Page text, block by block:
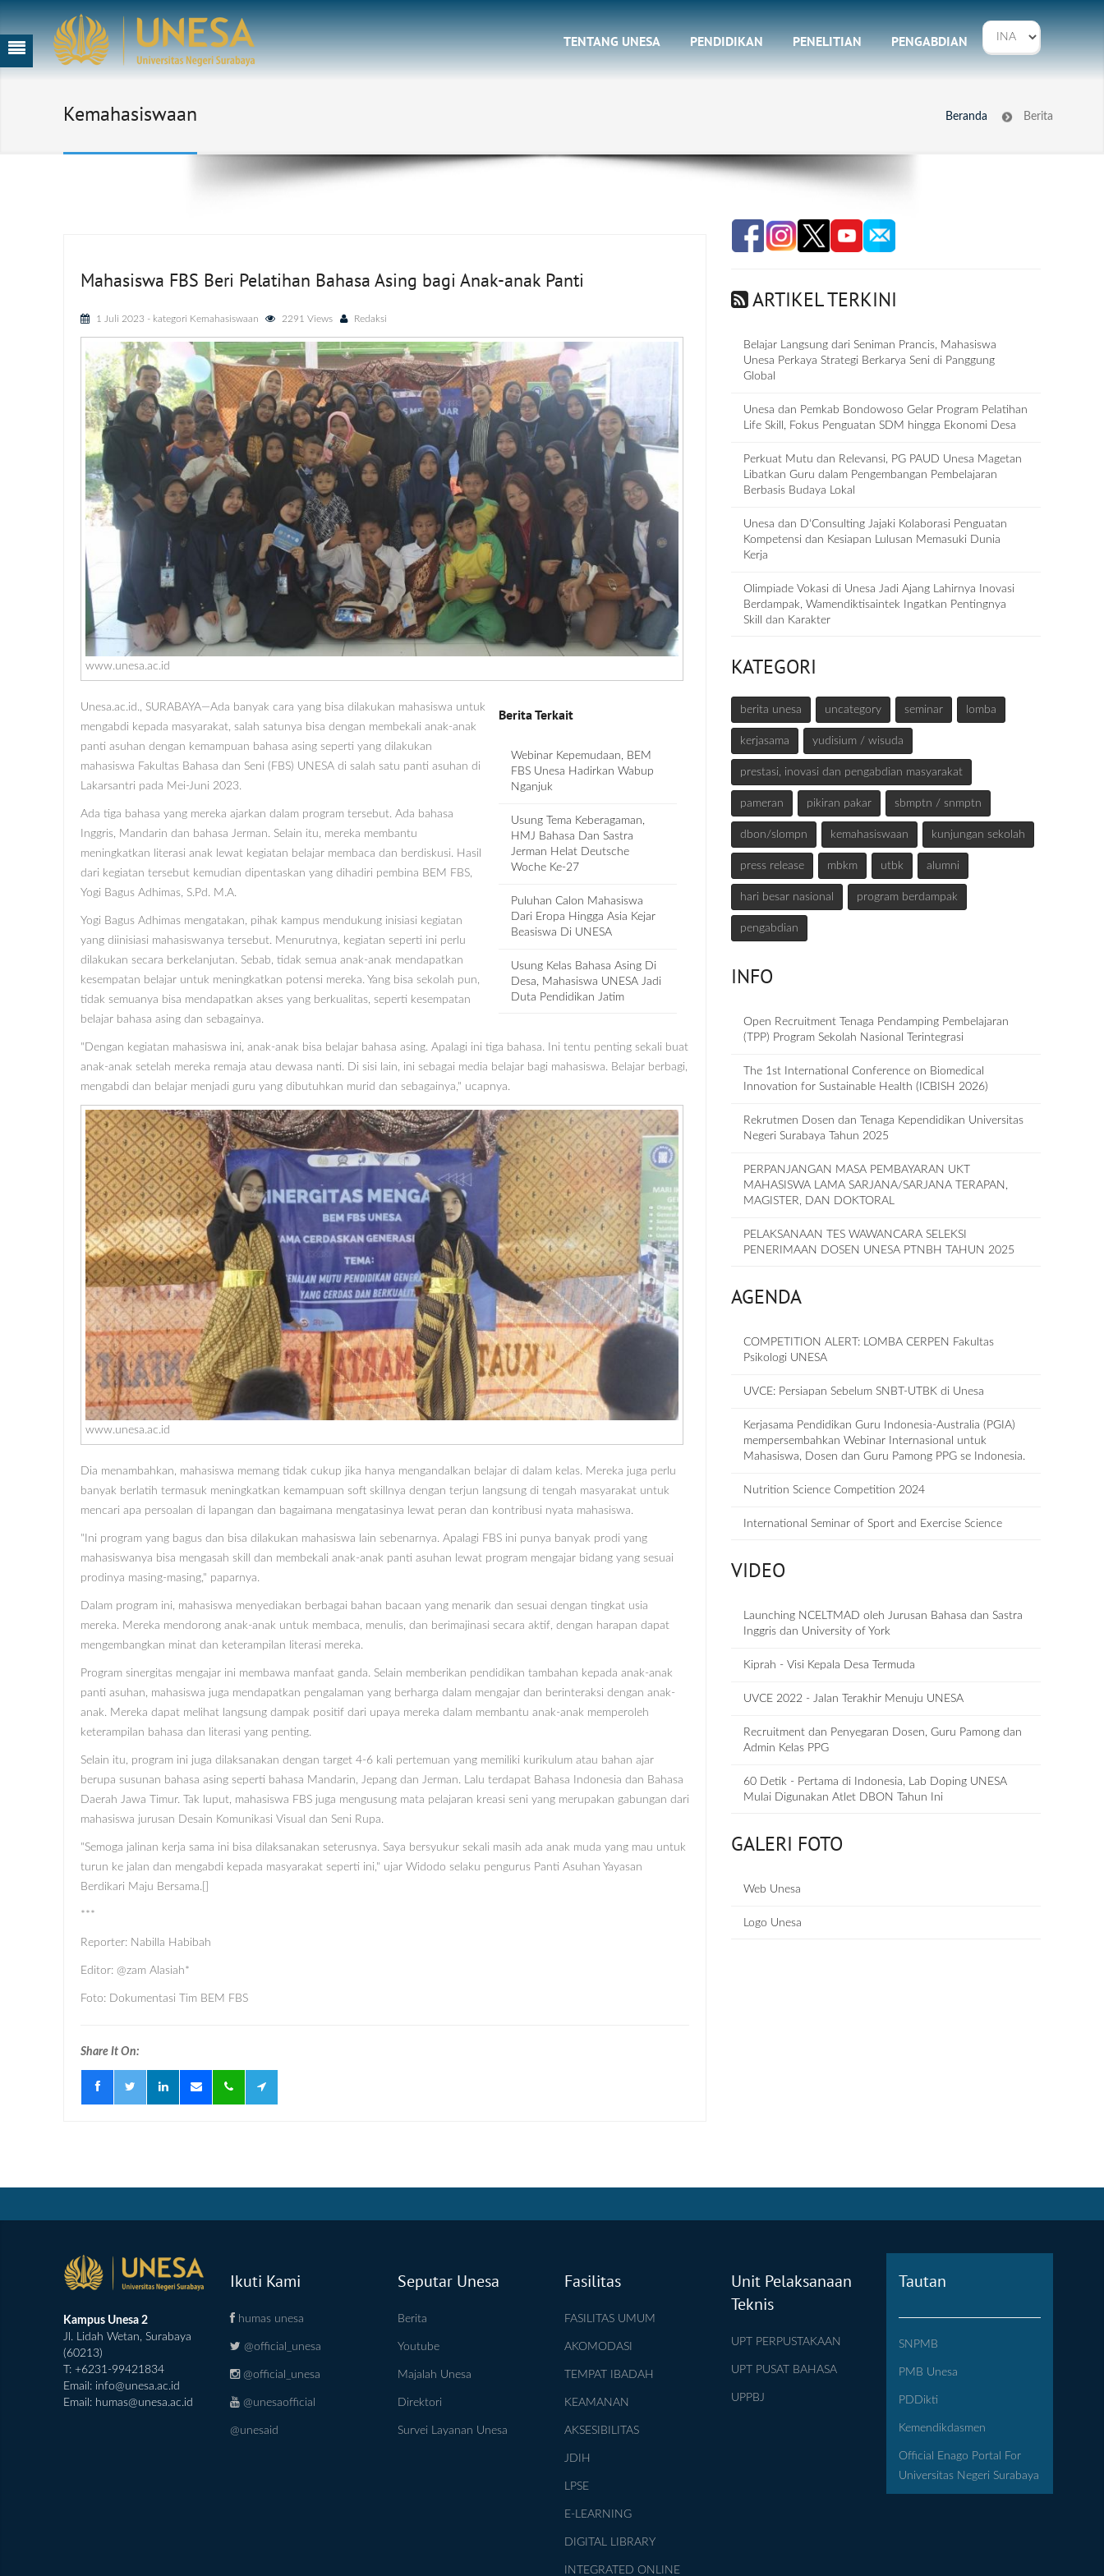
TENTANG UNESA PENDIDIKAN PENELITIAN PENGABDIAN
Kemahasiswaan Beranda Berita
Mahasiswa FBS Beri Pelatihan Bahasa Asing bagi Anak-anak Panti
1 Juli 2023 - kategori Kemahasiswaan 2291 Views Redaksi
www.unesa.ac.id
Berita Terkait
Webinar Kepemudaan, BEM
FBS Unesa Hadirkan Wabup
Nganjuk
Usung Tema Keberagaman,
HMJ Bahasa Dan Sastra
Jerman Helat Deutsche
Woche Ke-27
Puluhan Calon Mahasiswa
Dari Eropa Hingga Asia Kejar
Beasiswa Di UNESA
Usung Kelas Bahasa Asing Di
Desa, Mahasiswa UNESA Jadi
Duta Pendidikan Jatim
Unesa.ac.id., SURABAYA—Ada banyak cara yang bisa dilakukan mahasiswa untuk
mengabdi kepada masyarakat, salah satunya bisa dengan membekali anak-anak
panti asuhan dengan kemampuan bahasa asing seperti yang dilakukan
mahasiswa Fakultas Bahasa dan Seni (FBS) UNESA di salah satu panti asuhan di
Lakarsantri pada Mei-Juni 2023.
Ada tiga bahasa yang mereka ajarkan dalam program tersebut. Ada bahasa
Inggris, Mandarin dan bahasa Jerman. Selain itu, mereka membantu
meningkatkan literasi anak lewat kegiatan belajar membaca dan berdiskusi. Hasil
dari kegiatan tersebut kemudian dipentaskan yang dihadiri pembina BEM FBS,
Yogi Bagus Adhimas, S.Pd. M.A.
Yogi Bagus Adhimas mengatakan, pihak kampus mendukung inisiasi kegiatan
yang diinisiasi mahasiswanya tersebut. Menurutnya, kegiatan seperti ini perlu
dilakukan secara berkelanjutan. Sebab, tidak semua anak-anak mendapatkan
kesempatan belajar untuk meningkatkan potensi mereka. Yang bisa sekolah pun,
tidak semuanya bisa mendapatkan akses yang berkualitas, seperti kesempatan
belajar bahasa asing dan sebagainya.
"Dengan kegiatan mahasiswa ini, anak-anak bisa belajar bahasa asing. Apalagi ini tiga bahasa. Ini tentu penting sekali buat
anak-anak setelah mereka remaja atau dewasa nanti. Di sisi lain, ini sebagai media belajar bagi mahasiswa. Belajar berbagi,
mengabdi dan belajar menjadi guru yang dibutuhkan murid dan sebagainya," ucapnya.
www.unesa.ac.id
Dia menambahkan, mahasiswa memang tidak cukup jika hanya mengandalkan belajar di dalam kelas. Mereka juga perlu
banyak berlatih termasuk meningkatkan kemampuan soft skillnya dengan terjun langsung di tengah masyarakat untuk
mencari apa persoalan di lapangan dan bagaimana mengatasinya lewat peran dan kontribusi nyata mahasiswa.
"Ini program yang bagus dan bisa dilakukan mahasiswa lain sebenarnya. Apalagi FBS ini punya banyak prodi yang
mahasiswanya bisa mengasah skill dan membekali anak-anak panti asuhan lewat program mengajar bidang yang sesuai
prodinya masing-masing," paparnya.
Dalam program ini, mahasiswa menyediakan berbagai bahan bacaan yang menarik dan sesuai dengan tingkat usia
mereka. Mereka mendorong anak-anak untuk membaca, menulis, dan berimajinasi secara aktif, dengan harapan dapat
mengembangkan minat dan keterampilan literasi mereka.
Program sinergitas mengajar ini membawa manfaat ganda. Selain memberikan pendidikan tambahan kepada anak-anak
panti asuhan, mahasiswa juga mendapatkan pengalaman yang berharga dalam mengajar dan berinteraksi dengan anak-
anak. Mereka dapat melihat langsung dampak positif dari upaya mereka dalam membantu anak-anak memperoleh
keterampilan bahasa dan literasi yang penting.
Selain itu, program ini juga dilaksanakan dengan target 4-6 kali pertemuan yang memiliki kurikulum atau bahan ajar
berupa susunan bahasa asing seperti bahasa Mandarin, Jepang dan Jerman. Lalu terdapat Bahasa Indonesia dan Bahasa
Daerah Jawa Timur. Tak luput, mahasiswa FBS juga mengusung mata pelajaran kreasi seni yang merupakan gabungan dari
mahasiswa jurusan Desain Komunikasi Visual dan Seni Rupa.
"Semoga jalinan kerja sama ini bisa dilaksanakan seterusnya. Saya bersyukur sekali masih ada anak muda yang mau untuk
turun ke jalan dan mengabdi kepada masyarakat seperti ini," ujar Widodo selaku pengurus Panti Asuhan Yayasan
Berdikari Maju Bersama.[]
***
Reporter: Nabilla Habibah
Editor: @zam Alasiah*
Foto: Dokumentasi Tim BEM FBS
Share It On:
ARTIKEL TERKINI
Belajar Langsung dari Seniman Prancis, Mahasiswa
Unesa Perkaya Strategi Berkarya Seni di Panggung
Global
Unesa dan Pemkab Bondowoso Gelar Program Pelatihan
Life Skill, Fokus Penguatan SDM hingga Ekonomi Desa
Perkuat Mutu dan Relevansi, PG PAUD Unesa Magetan
Libatkan Guru dalam Pengembangan Pembelajaran
Berbasis Budaya Lokal
Unesa dan D‘Consulting Jajaki Kolaborasi Penguatan
Kompetensi dan Kesiapan Lulusan Memasuki Dunia
Kerja
Olimpiade Vokasi di Unesa Jadi Ajang Lahirnya Inovasi
Berdampak, Wamendiktisaintek Ingatkan Pentingnya
Skill dan Karakter
KATEGORI
berita unesa uncategory seminar lomba
kerjasama yudisium / wisuda
prestasi, inovasi dan pengabdian masyarakat
pameran pikiran pakar sbmptn / snmptn
dbon/slompn kemahasiswaan kunjungan sekolah
press release mbkm utbk alumni
hari besar nasional program berdampak
pengabdian
INFO
Open Recruitment Tenaga Pendamping Pembelajaran
(TPP) Program Sekolah Nasional Terintegrasi
The 1st International Conference on Biomedical
Innovation for Sustainable Health (ICBISH 2026)
Rekrutmen Dosen dan Tenaga Kependidikan Universitas
Negeri Surabaya Tahun 2025
PERPANJANGAN MASA PEMBAYARAN UKT
MAHASISWA LAMA SARJANA/SARJANA TERAPAN,
MAGISTER, DAN DOKTORAL
PELAKSANAAN TES WAWANCARA SELEKSI
PENERIMAAN DOSEN UNESA PTNBH TAHUN 2025
AGENDA
COMPETITION ALERT: LOMBA CERPEN Fakultas
Psikologi UNESA
UVCE: Persiapan Sebelum SNBT-UTBK di Unesa
Kerjasama Pendidikan Guru Indonesia-Australia (PGIA)
mempersembahkan Webinar Internasional untuk
Mahasiswa, Dosen dan Guru Pamong PPG se Indonesia.
Nutrition Science Competition 2024
International Seminar of Sport and Exercise Science
VIDEO
Launching NCELTMAD oleh Jurusan Bahasa dan Sastra
Inggris dan University of York
Kiprah - Visi Kepala Desa Termuda
UVCE 2022 - Jalan Terakhir Menuju UNESA
Recruitment dan Penyegaran Dosen, Guru Pamong dan
Admin Kelas PPG
60 Detik - Pertama di Indonesia, Lab Doping UNESA
Mulai Digunakan Atlet DBON Tahun Ini
GALERI FOTO
Web Unesa
Logo Unesa
Kampus Unesa 2
Jl. Lidah Wetan, Surabaya
(60213)
T: +6231-99421834
Email: info@unesa.ac.id
Email: humas@unesa.ac.id
Ikuti Kami
humas unesa
@official_unesa
@official_unesa
@unesaofficial
@unesaid
Seputar Unesa
Berita
Youtube
Majalah Unesa
Direktori
Survei Layanan Unesa
Fasilitas
FASILITAS UMUM
AKOMODASI
TEMPAT IBADAH
KEAMANAN
AKSESIBILITAS
JDIH
LPSE
E-LEARNING
DIGITAL LIBRARY
INTEGRATED ONLINE
Unit Pelaksanaan
Teknis
UPT PERPUSTAKAAN
UPT PUSAT BAHASA
UPPBJ
Tautan
SNPMB
PMB Unesa
PDDikti
Kemendikdasmen
Official Enago Portal For
Universitas Negeri Surabaya